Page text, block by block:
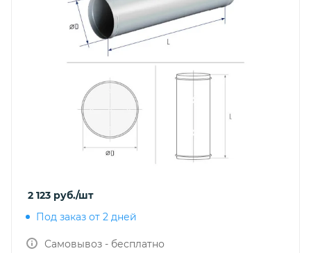
2 123 руб./шт
Под заказ от 2 дней
Самовывоз - бесплатно